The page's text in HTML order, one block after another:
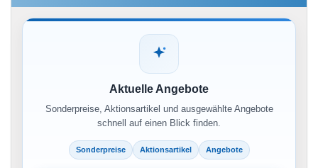
Aktuelle Angebote
Sonderpreise, Aktionsartikel und ausgewählte Angebote
schnell auf einen Blick finden.
Sonderpreise Aktionsartikel Angebote